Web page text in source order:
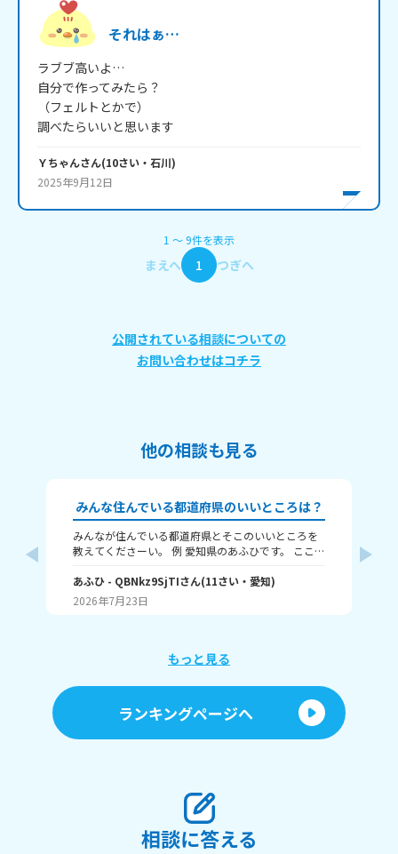
それはぁ…
ラブブ高いよ…
自分で作ってみたら？
（フェルトとかで）
調べたらいいと思います
Ｙちゃんさん(10さい・ 石川)
2025年9月12日
1 〜9件を表示
まえへ 1 つぎへ
公開されている相談についての
お問い合わせはコチラ
他の相談も見る
みんな住んでいる都道府県のいいところは？
みんなが住んでいる都道府県とそこのいいところを
教えてくださーい。 例 愛知県のあふひです。 ここは
ります。観光名所では名古屋城が有名です。歴史的
にも、天下三英傑の信長、秀吉、家康、全員の出身
地です。
あふひ - QBNkz9SjTIさん(11さい・ 愛知)
2026年7月23日
もっと見る
ランキングページへ
相談に答える